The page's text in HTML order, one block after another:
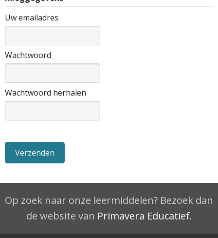
Uw emailadres
Wachtwoord
Wachtwoord herhalen
Op zoek naar onze leermiddelen? Bezoek dan
de website van Primavera Educatief.